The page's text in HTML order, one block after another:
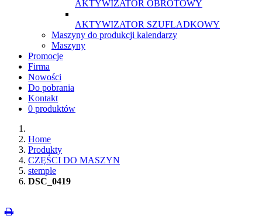
AKTYWIZATOR OBROTOWY
AKTYWIZATOR SZUFLADKOWY
Maszyny do produkcji kalendarzy
Maszyny
Promocje
Firma
Nowości
Do pobrania
Kontakt
0 produktów
Home
Produkty
CZĘŚCI DO MASZYN
stemple
DSC_0419